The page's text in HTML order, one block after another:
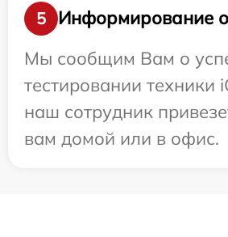
5
Информирование о
Мы сообщим Вам о
тестировании техники
наш сотрудник
вам домой или в офис.